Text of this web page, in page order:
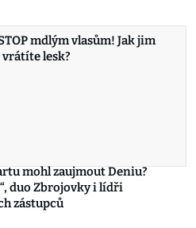
mdlým vlasům! Jak jim
lesk?
mohl zaujmout Deniu?
duo Zbrojovky i lídři
zástupců